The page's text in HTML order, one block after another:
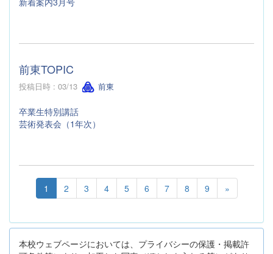
前東TOPIC
投稿日時 : 03/13 前東
卒業生特別講話
芸術発表会（1年次）
1 2 3 4 5 6 7 8 9 »
本校ウェブページにおいては、プライバシーの保護・掲載許